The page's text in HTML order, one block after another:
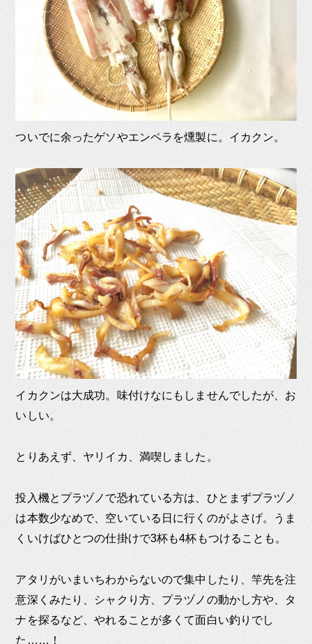
ついでに余ったゲソやエンペラを燻製に。イカクン。
イカクンは大成功。味付けなにもしませんでしたが、お
いしい。
とりあえず、ヤリイカ、満喫しました。
投入機とプラヅノで恐れている方は、ひとまずプラヅノ
は本数少なめで、空いている日に行くのがよさげ。うま
くいけばひとつの仕掛けで3杯も4杯もつけることも。
アタリがいまいちわからないので集中したり、竿先を注
意深くみたり、シャクり方、プラヅノの動かし方や、タ
ナを探るなど、やれることが多くて面白い釣りでし
た……！